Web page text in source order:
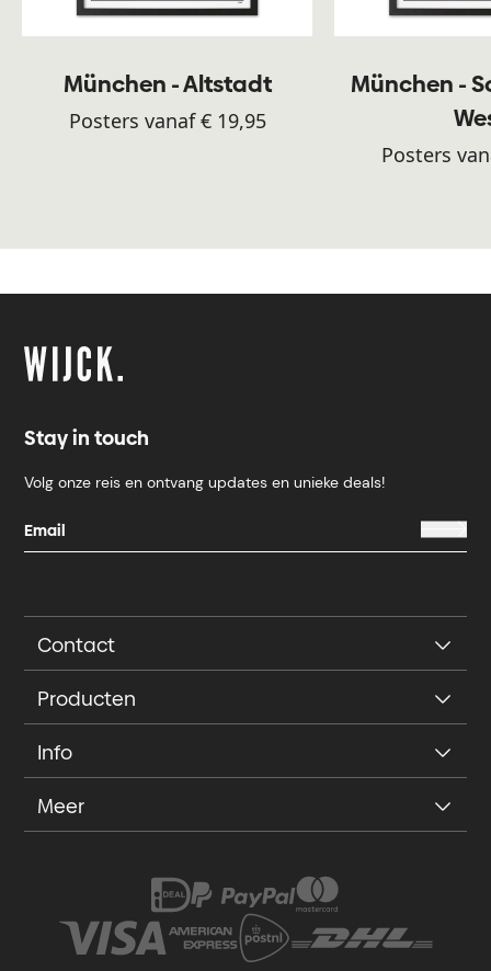
München - Altstadt
Posters vanaf € 19,95
München -
Posters
Stay in touch
Volg onze reis en ontvang updates en unieke deals!
Contact
Producten
Info
Meer